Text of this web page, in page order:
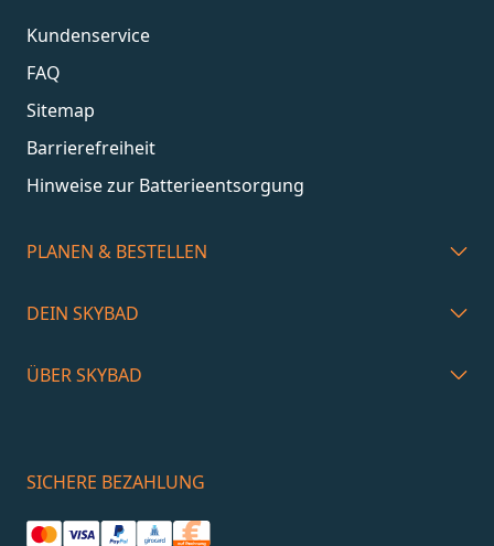
Kundenservice
FAQ
Sitemap
Barrierefreiheit
Hinweise zur Batterieentsorgung
PLANEN & BESTELLEN
DEIN SKYBAD
ÜBER SKYBAD
SICHERE BEZAHLUNG